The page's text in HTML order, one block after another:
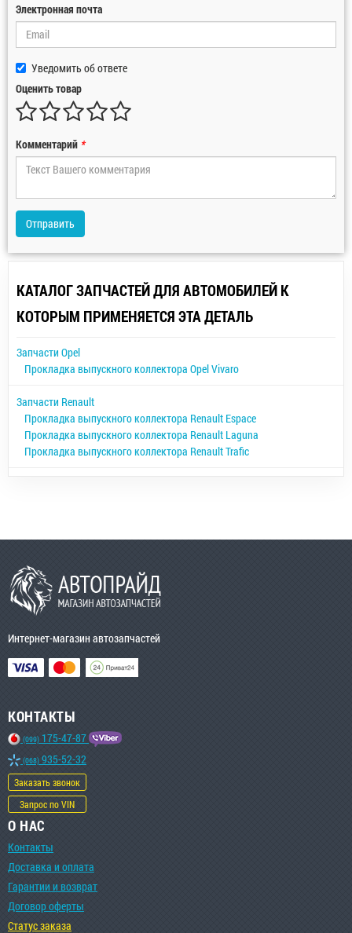
Электронная почта
Уведомить об ответе
Оценить товар
Комментарий *
Отправить
КАТАЛОГ ЗАПЧАСТЕЙ ДЛЯ АВТОМОБИЛЕЙ К
КОТОРЫМ ПРИМЕНЯЕТСЯ ЭТА ДЕТАЛЬ
Запчасти Opel
Прокладка выпускного коллектора Opel Vivaro
Запчасти Renault
Прокладка выпускного коллектора Renault Espace
Прокладка выпускного коллектора Renault Laguna
Прокладка выпускного коллектора Renault Trafic
Интернет-магазин автозапчастей
КОНТАКТЫ
(099) 175-47-87
(068) 935-52-32
Заказать звонок
Запрос по VIN
О НАС
Контакты
Доставка и оплата
Гарантии и возврат
Договор оферты
Статус заказа